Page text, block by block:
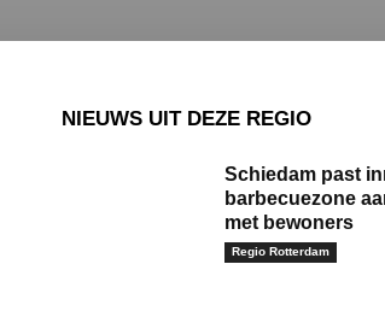
NIEUWS UIT DEZE REGIO
Schiedam past
barbecuezone
met bewoners
Regio Rotterdam